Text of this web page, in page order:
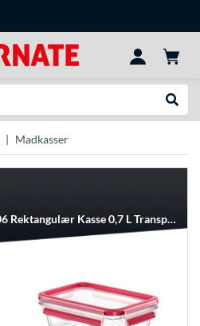
Madkasser
Emsa CLIP & CLOSE N10406 Rektangulær Kasse 0,7 L Transparent 1 stk, Boks